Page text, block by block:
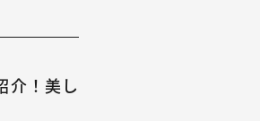
介！美し